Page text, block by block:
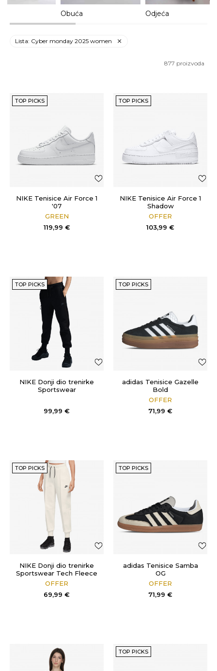
Obuća Odjeća
Lista: Cyber monday 2025 women
877 proizvoda
TOP PICKS
NIKE Tenisice Air Force 1
'07
GREEN
119,99 €
TOP PICKS
NIKE Tenisice Air Force 1
Shadow
OFFER
103,99 €
TOP PICKS
NIKE Donji dio trenirke
Sportswear
99,99 €
TOP PICKS
adidas Tenisice Gazelle
Bold
OFFER
71,99 €
TOP PICKS
NIKE Donji dio trenirke
Sportswear Tech Fleece
OFFER
69,99 €
TOP PICKS
adidas Tenisice Samba
OG
OFFER
71,99 €
TOP PICKS